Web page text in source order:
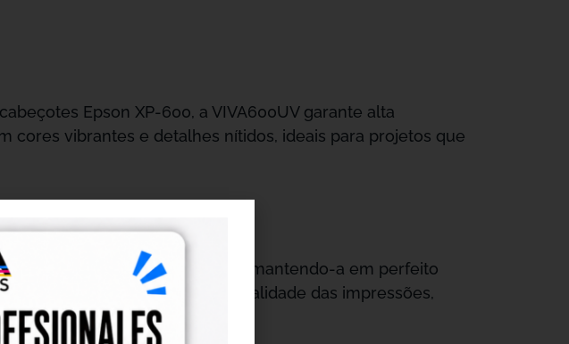
Epson XP-600, a VIVA600UV garante alta
cores vibrantes e detalhes nítidos, ideais para projetos que
contínua da tinta branca, mantendo-a em perfeito
Isso é crucial para manter a qualidade das impressões,